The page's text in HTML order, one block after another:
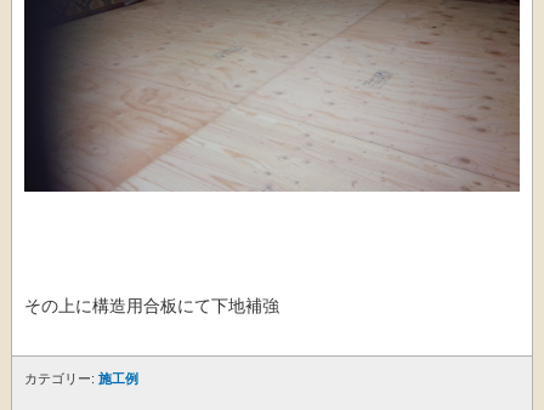
その上に構造用合板にて下地補強
カテゴリー: 施工例